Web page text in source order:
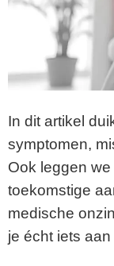
In dit artikel
symptomen,
Ook leggen
toekomstige
medische
je écht iets aan